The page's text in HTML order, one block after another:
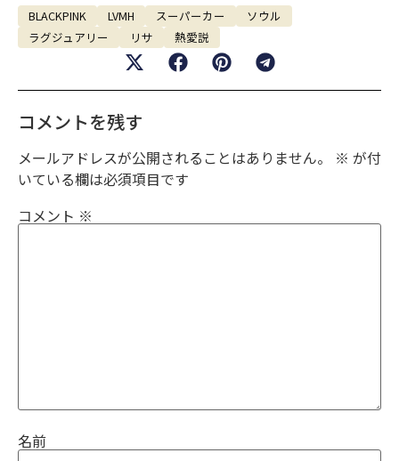
BLACKPINK LVMH スーパーカー
ソウル
ラグジュアリー
リサ 熱愛説
コメントを残す
メールアドレスが公開されることはありません。 ※ が付
いている欄は必須項目です
コメント ※
名前